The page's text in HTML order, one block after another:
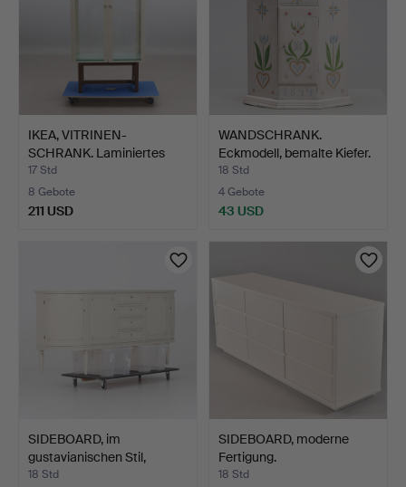
IKEA, VITRINEN-
SCHRANK. Laminiertes
Holz. …
17 Std
8 Gebote
211 USD
WANDSCHRANK.
Eckmodell, bemalte Kiefer.
18 Std
4 Gebote
43 USD
SIDEBOARD, im
gustavianischen Stil,
zweite…
18 Std
SIDEBOARD, moderne
Fertigung.
18 Std